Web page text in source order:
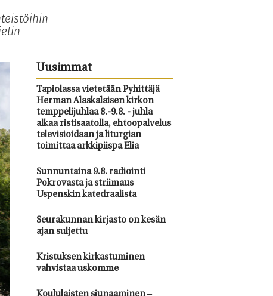
Uusimmat
Tapiolassa vietetään Pyhittäjä
Herman Alaskalaisen kirkon
temppelijuhlaa 8.-9.8. - juhla
alkaa ristisaatolla, ehtoopalvelus
televisioidaan ja liturgian
toimittaa arkkipiispa Elia
Sunnuntaina 9.8. radiointi
Pokrovasta ja striimaus
Uspenskin katedraalista
Seurakunnan kirjasto on kesän
ajan suljettu
Kristuksen kirkastuminen
vahvistaa uskomme